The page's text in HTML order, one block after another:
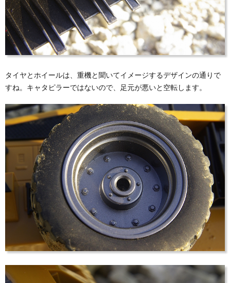
タイヤとホイールは、重機と聞いてイメージするデザインの通りで
すね。キャタピラーではないので、足元が悪いと空転します。